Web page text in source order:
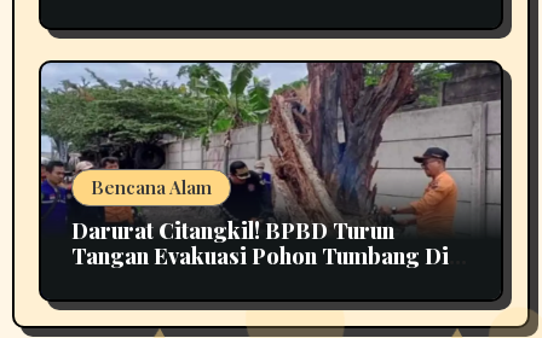
Bencana Alam
Darurat Citangkil! BPBD Turun
Tangan Evakuasi Pohon Tumbang Di